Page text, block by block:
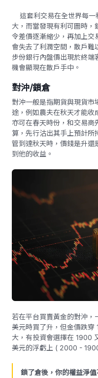
這套利交易在全世界每一
大，而當發現有利可圖時，
令差價逐漸縮少，再加上交
會失去了利潤空間，散戶難
步份銀行內盤價出現於終
機會顯現在散戶手中。
對沖/鎖倉
對沖一般是指期貨與現貨市
途，例如農夫在秋天才能收
亦可在春天時份，和交易
算，先行沽出其手上預計所
管到達秋天時，價錢是升還
到他的收益。
若在平台買賣黃金的對沖
美元時買了升，但金價跌
大，有投資會選擇在 1900
美元的浮虧上 ( 2000 -
鎖了倉後，你的權益淨值